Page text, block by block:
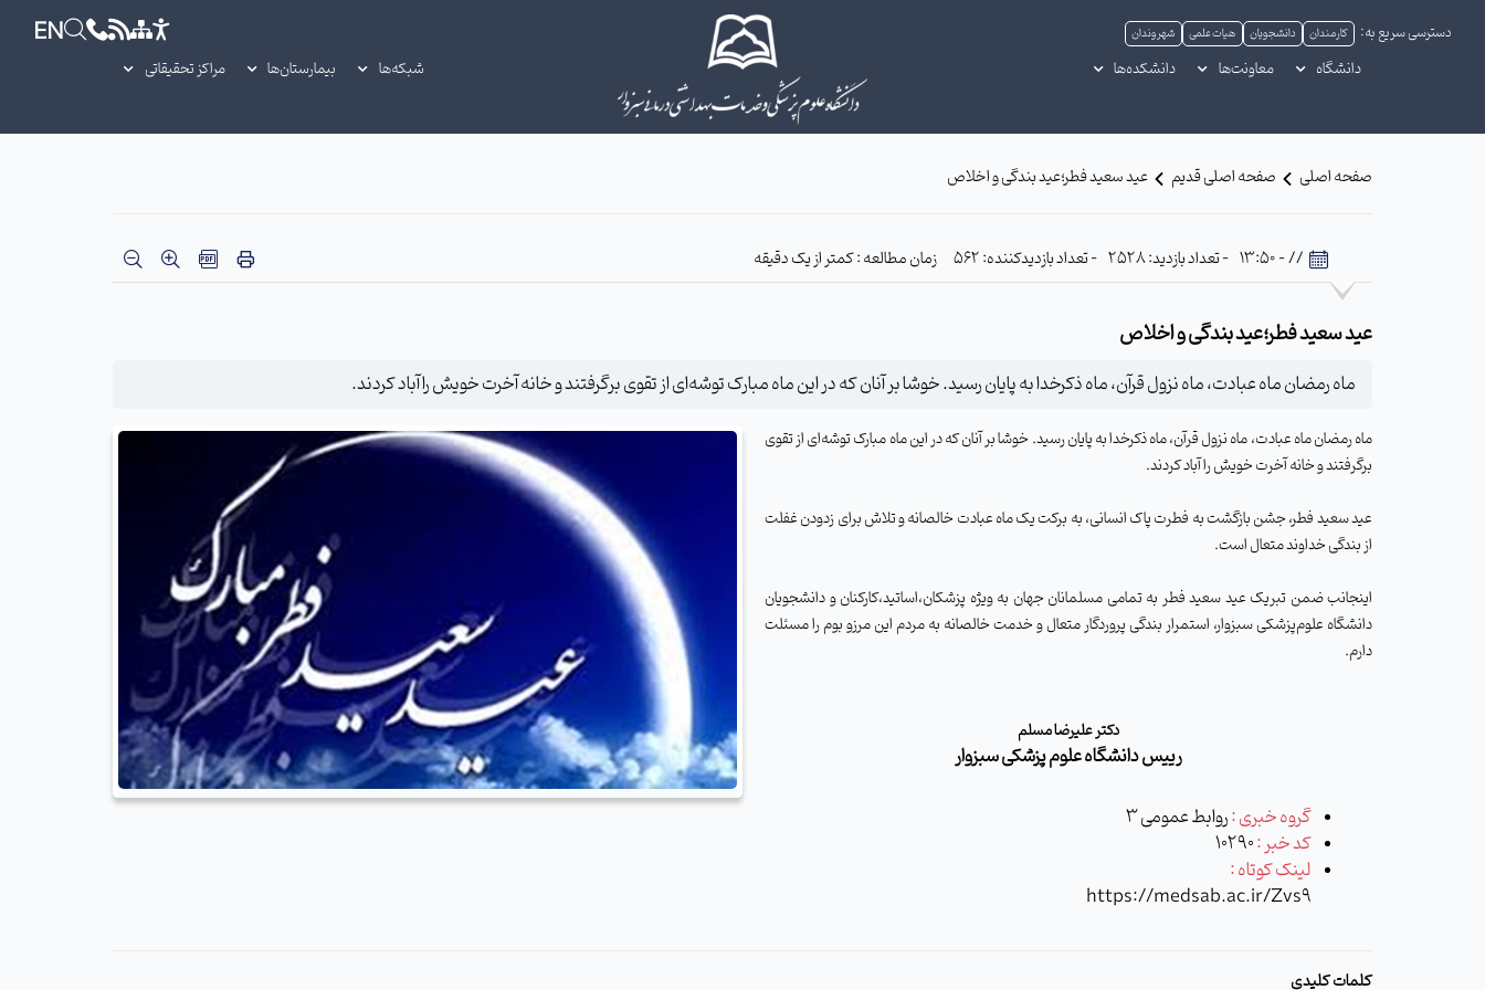
دسترسی سریع به: کارمندان دانشجویان هیات علمی شهروندان EN
دانشگاه معاونت‌ها دانشکده‌ها شبکه‌ها بیمارستان‌ها مراکز تحقیقاتی
صفحه اصلی صفحه اصلی قدیم عید سعید فطر؛عید بندگی و اخلاص
// - 13:50 - تعداد بازدید: 2528 - تعداد بازدیدکننده: 562 زمان مطالعه : کمتر از یک دقیقه
عید سعید فطر؛عید بندگی و اخلاص
ماه رمضان ماه عبادت، ماه نزول قرآن، ماه ذکرخدا به پایان رسید. خوشا بر آنان که در این ماه مبارک توشه‌ای از تقوی برگرفتند و خانه آخرت خویش را آباد کردند.
ماه رمضان ماه عبادت، ماه نزول قرآن، ماه ذکرخدا به پایان رسید. خوشا بر آنان که در این ماه مبارک توشه‌ای از تقوی
برگرفتند و خانه آخرت خویش را آباد کردند.
عید سعید فطر، جشن بازگشت به فطرت پاک انسانی، به برکت یک ماه عبادت خالصانه و تلاش برای زدودن غفلت
از بندگی خداوند متعال است.
اینجانب ضمن تبریک عید سعید فطر به تمامی مسلمانان جهان به ویژه پزشکان،اساتید،کارکنان و دانشجویان
دانشگاه علوم‌پزشکی سبزوار، استمرار بندگی پروردگار متعال و خدمت خالصانه به مردم این مرزو بوم را مسئلت
دارم.
دکتر علیرضا مسلم
رییس دانشگاه علوم پزشکی سبزوار
گروه خبری :روابط عمومی 3
کد خبر :10290
لینک کوتاه :
https://medsab.ac.ir/Zvs9
کلمات کلیدی